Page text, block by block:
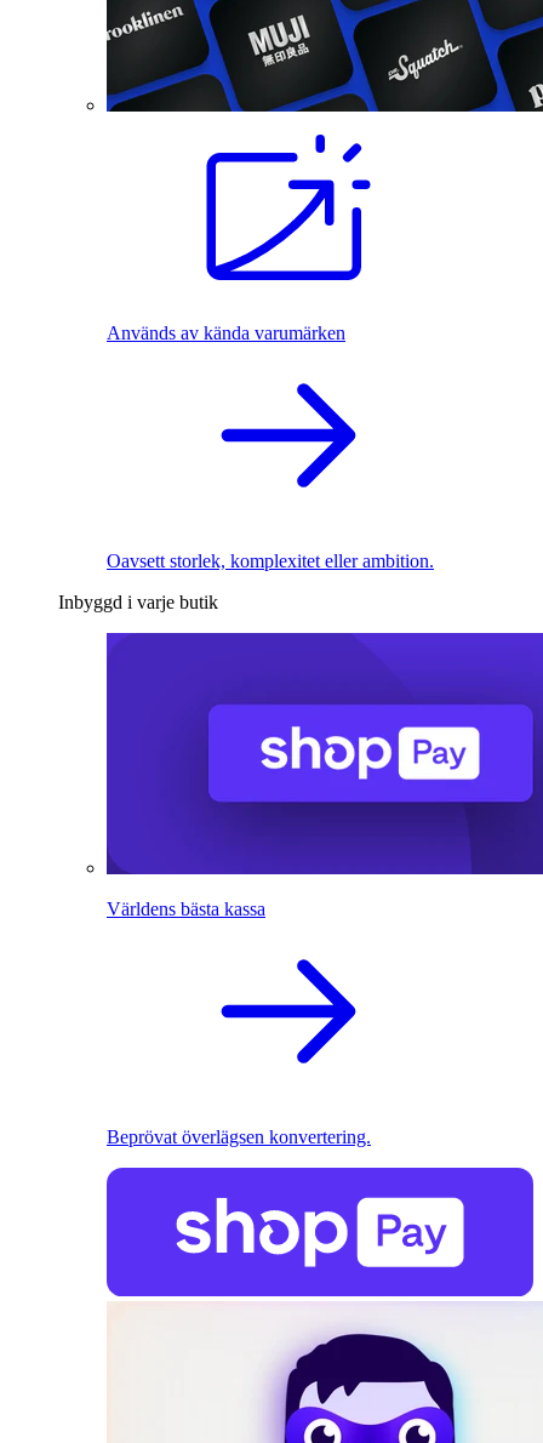
Används av kända varumärken
Oavsett storlek, komplexitet eller ambition.
Inbyggd i varje butik
Världens bästa kassa
Beprövat överlägsen konvertering.